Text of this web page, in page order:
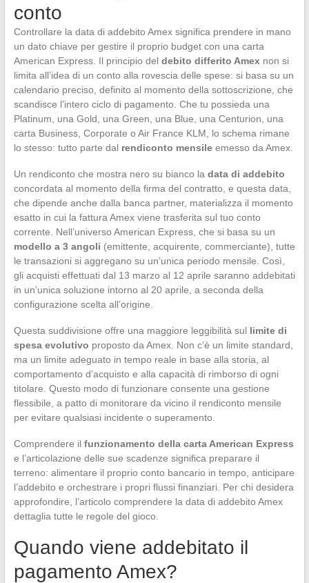
conto
Controllare la data di addebito Amex significa prendere in mano
un dato chiave per gestire il proprio budget con una carta
American Express. Il principio del debito differito Amexnon si
limita all’idea di un conto alla rovescia delle spese: si basa su un
calendario preciso, definito al momento della sottoscrizione, che
scandisce l’intero ciclo di pagamento. Che tu possieda una
Platinum, una Gold, una Green, una Blue, una Centurion, una
carta Business, Corporate o Air France KLM, lo schema rimane
lo stesso: tutto parte dal rendiconto mensileemesso da Amex.
Un rendiconto che mostra nero su bianco la data di addebito
concordata al momento della firma del contratto, e questa data,
che dipende anche dalla banca partner, materializza il momento
esatto in cui la fattura Amex viene trasferita sul tuo conto
corrente. Nell’universo American Express, che si basa su un
modello a 3 angoli (emittente, acquirente, commerciante), tutte
le transazioni si aggregano su un’unica periodo mensile. Così,
gli acquisti effettuati dal 13 marzo al 12 aprile saranno addebitati
in un’unica soluzione intorno al 20 aprile, a seconda della
configurazione scelta all’origine.
Questa suddivisione offre una maggiore leggibilità sul limite di
spesa evolutivo proposto da Amex. Non c’è un limite standard,
ma un limite adeguato in tempo reale in base alla storia, al
comportamento d’acquisto e alla capacità di rimborso di ogni
titolare. Questo modo di funzionare consente una gestione
flessibile, a patto di monitorare da vicino il rendiconto mensile
per evitare qualsiasi incidente o superamento.
Comprendere il funzionamento della carta American Express
e l’articolazione delle sue scadenze significa preparare il
terreno: alimentare il proprio conto bancario in tempo, anticipare
l’addebito e orchestrare i propri flussi finanziari. Per chi desidera
approfondire, l’articolo comprendere la data di addebito Amex
dettaglia tutte le regole del gioco.
Quando viene addebitato il
pagamento Amex?